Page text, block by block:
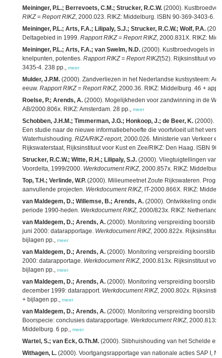
Meininger, P.L.; Berrevoets, C.M.; Strucker, R.C.W. (2000).
RIKZ = Report RIKZ, 2000.023. RIKZ: Middelburg. ISBN 90-369-3403-6.
Meininger, P.L.; Arts, F.A.; Lilipaly, S.J.; Strucker, R.C.W.; Wolf, P.A.
Deltagebied in 1999. Rapport RIKZ = Report RIKZ, 2000.831X. RIKZ:
Meininger, P.L.; Arts, F.A.; van Swelm, N.D. (2000). Kustbroedvogels in
knelpunten, potenties. Rapport RIKZ = Report RIKZ(52). Rijksinstituut
3435-4. 238 pp., meer
Mulder, J.P.M. (2000). Zandverliezen in het Nederlandse kustsysteem:
eeuw. Rapport RIKZ = Report RIKZ, 2000.36. RIKZ: Middelburg. 46 +
Roelse, P.; Arends, A. (2000). Mogelijkheden voor zandwinning in de
AB/2000.806x. RIKZ: Amsterdam. 28 pp., meer
Schobben, J.H.M.; Timmerman, J.G.; Honkoop, J.; de Beer, K. (2000).
Een studie naar de nieuwe informatiebehoefte die voortvloeit uit het
Waterhuishouding. RIZA/RIKZ-report, 2000.026. Ministerie van Verkeer
Rijkswaterstaat, Rijksinstituut voor Kust en Zee/RIKZ: Den Haag. ISBN
Strucker, R.C.W.; Witte, R.H.; Lilipaly, S.J. (2000). Vliegtuigtellingen van
Voordelta, 1999/2000. Werkdocument RIKZ, 2000.857x. RIKZ:
Top, T.H.; Verlinde, W.P. (2000). Milieumeetnet Zoute Rijkswateren.
aanvullende projecten. Werkdocument RIKZ, IT-2000.866X. RIKZ:
van Maldegem, D.; Willemse, B.; Arends, A. (2000). Ontwikkeling
periode 1990-heden. Werkdocument RIKZ, 2000/823x. RIKZ:
van Maldegem, D.; Arends, A. (2000). Monitoring verspreiding boorslib
juni 2000: datarapportage. Werkdocument RIKZ, 2000.822x. Rijksinstituut
bijlagen pp., meer
van Maldegem, D.; Arends, A. (2000). Monitoring verspreiding boorslib
2000: datarapportage. Werkdocument RIKZ, 2000.813x. Rijksinstituut
bijlagen pp., meer
van Maldegem, D.; Arends, A. (2000). Monitoring verspreiding boorslib
december 1999: datarapport. Werkdocument RIKZ, 2000.802x.
+ bijlagen pp., meer
van Maldegem, D.; Arends, A. (2000). Monitoring verspreiding boorslib
Boorspecie: conclusies datarapportage. Werkdocument RIKZ, 2000.813x.
Middelburg. 6 pp., meer
Wartel, S.; van Eck, G.Th.M. (2000). Slibhuishouding van het Schelde
Withagen, L. (2000). Voortgangsrapportage van nationale acties SAP I,